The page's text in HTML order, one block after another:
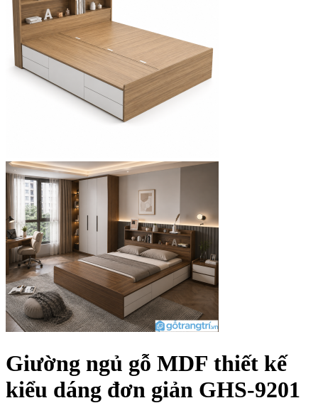
Giường ngủ gỗ MDF thiết kế
kiểu dáng đơn giản GHS-9201